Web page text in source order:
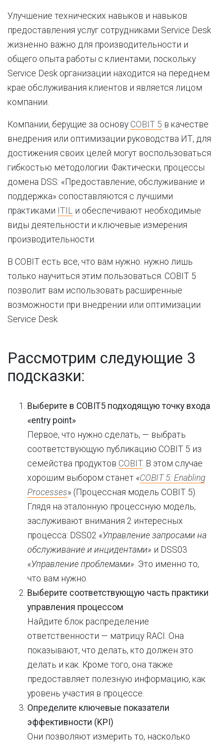
Улучшение технических навыков и навыков
предоставления услуг сотрудниками Service Desk
жизненно важно для производительности и
общего опыта работы с клиентами, поскольку
Service Desk организации находится на переднем
крае обслуживания клиентов и является лицом
компании.
Компании, берущие за основу COBIT 5 в качестве
внедрения или оптимизации руководства ИТ, для
достижения своих целей могут воспользоваться
гибкостью методологии. Фактически, процессы
домена DSS: «Предоставление, обслуживание и
поддержка» сопоставляются с лучшими
практиками ITIL и обеспечивают необходимые
виды деятельности и ключевые измерения
производительности.
В COBIT есть все, что вам нужно: нужно лишь
только научиться этим пользоваться. COBIT 5
позволит вам использовать расширенные
возможности при внедрении или оптимизации
Service Desk.
Рассмотрим следующие 3
подсказки:
Выберите в COBIT5 подходящую точку входа
«entry point»
Первое, что нужно сделать, — выбрать
соответствующую публикацию COBIT 5 из
семейства продуктов COBIT. В этом случае
хорошим выбором станет «COBIT 5: Enabling
Processes» (Процессная модель COBIT 5).
Глядя на эталонную процессную модель,
заслуживают внимания 2 интересных
процесса: DSS02 «Управление запросами на
обслуживание и инцидентами» и DSS03
«Управление проблемами». Это именно то,
что вам нужно.
Выберите соответствующую часть практики
управления процессом
Найдите блок распределение
ответственности — матрицу RACI. Она
показывают, что делать, кто должен это
делать и как. Кроме того, она также
предоставляет полезную информацию, как
уровень участия в процессе.
Определите ключевые показатели
эффективности (KPI)
Они позволяют измерить то, насколько